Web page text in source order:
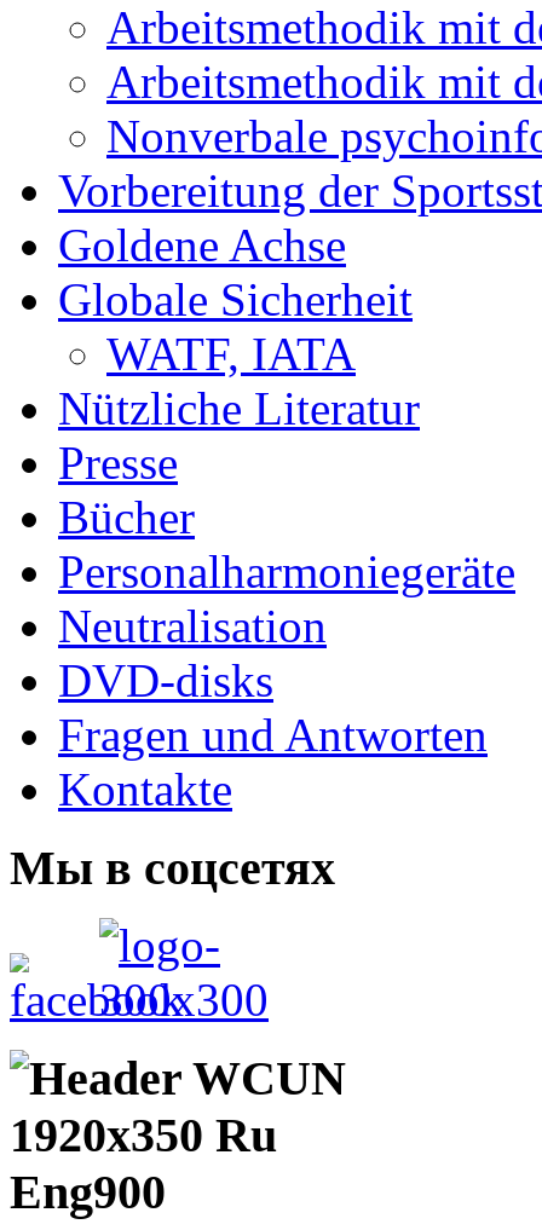
Arbeitsmethodik mit
Arbeitsmethodik mit
Nonverbale
Vorbereitung der
Goldene Achse
Globale Sicherheit
WATF, IATA
Nützliche Literatur
Presse
Bücher
Personalharmoniegeräte
Neutralisation
DVD-disks
Fragen und Antworten
Kontakte
Мы в соцсетях